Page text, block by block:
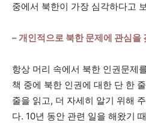
중에서 북한이 가장 심각하다고
– 개인적으로 북한 문제에 관심을
항상 머리 속에서 북한 인권문제
책 중에 북한 인권에 대한 단 한
줄을 읽고, 더 자세히 알기 위해
다. 10년 동안 관련 일을 해왔기